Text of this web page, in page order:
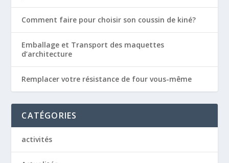
Comment faire pour choisir son coussin de kiné?
Emballage et Transport des maquettes
d’architecture
Remplacer votre résistance de four vous-même
CATÉGORIES
activités